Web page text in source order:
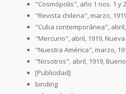
"Cosmópolis", año 1 nos. 1 y
"Revista chilena", marzo,
"Cuba contemporánea",
"Mercurio", abril, 1919,
"Nuestra América", marzo,
"Nosotros", abril, 1919,
[Publicidad]
binding